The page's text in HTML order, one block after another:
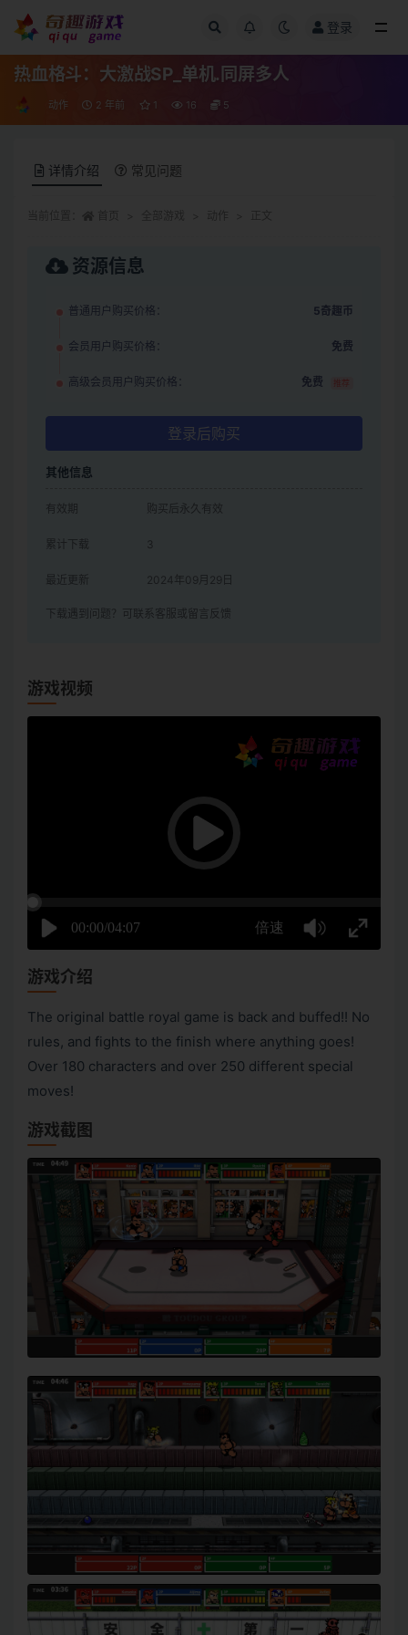
登录
热血格斗：大激战SP_单机.同屏多人
动作 2 年前 1 16 5
详情介绍 常见问题
资源信息
普通用户购买价格： 5奇趣币
会员用户购买价格： 免费
高级会员用户购买价格： 免费 推荐
登录后购买
其他信息
有效期 购买后永久有效
累计下载 3
最近更新 2024年09月29日
下载遇到问题？可联系客服或留言反馈
游戏视频
游戏介绍
The original battle royal game is back and buffed!! No
rules, and fights to the finish where anything goes!
Over 180 characters and over 250 different special
moves!
游戏截图